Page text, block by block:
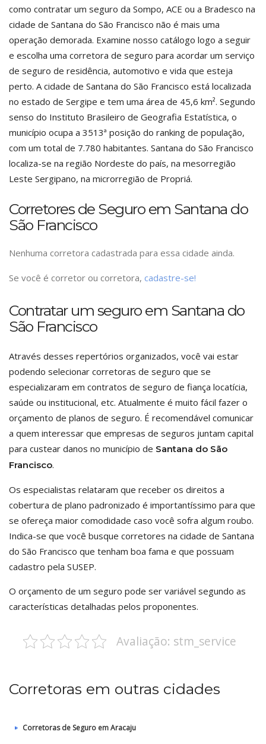
como contratar um seguro da Sompo, ACE ou a Bradesco na
cidade de Santana do São Francisco não é mais uma
operação demorada. Examine nosso catálogo logo a seguir
e escolha uma corretora de seguro para acordar um serviço
de seguro de residência, automotivo e vida que esteja
perto. A cidade de Santana do São Francisco está localizada
no estado de Sergipe e tem uma área de 45,6 km². Segundo
senso do Instituto Brasileiro de Geografia Estatística, o
município ocupa a 3513ª posição do ranking de população,
com um total de 7.780 habitantes. Santana do São Francisco
localiza-se na região Nordeste do país, na mesorregião
Leste Sergipano, na microrregião de Propriá.
Corretores de Seguro em Santana do
São Francisco
Nenhuma corretora cadastrada para essa cidade ainda.
Se você é corretor ou corretora, cadastre-se!
Contratar um seguro em Santana do
São Francisco
Através desses repertórios organizados, você vai estar
podendo selecionar corretoras de seguro que se
especializaram em contratos de seguro de fiança locatícia,
saúde ou institucional, etc. Atualmente é muito fácil fazer o
orçamento de planos de seguro. É recomendável comunicar
a quem interessar que empresas de seguros juntam capital
para custear danos no município de Santana do São
Francisco.
Os especialistas relataram que receber os direitos a
cobertura de plano padronizado é importantíssimo para que
se ofereça maior comodidade caso você sofra algum roubo.
Indica-se que você busque corretores na cidade de Santana
do São Francisco que tenham boa fama e que possuam
cadastro pela SUSEP.
O orçamento de um seguro pode ser variável segundo as
características detalhadas pelos proponentes.
Avaliação: stm_service
Corretoras em outras cidades
Corretoras de Seguro em Aracaju